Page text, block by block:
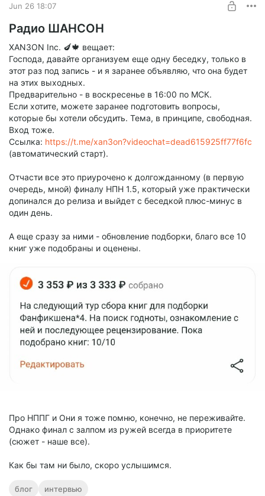
Jun 26 18:07
Радио ШАНСОН
XAN3ON Inc. 🍆🍁 вещает:
Господа, давайте организуем еще одну беседку, только в
этот раз под запись - и я заранее объявляю, что она будет
на этих выходных.
Предварительно - в воскресенье в 16:00 по МСК.
Если хотите, можете заранее подготовить вопросы,
которые бы хотели обсудить. Тема, в принципе, свободная.
Вход тоже.
Ссылка: https://t.me/xan3on?videochat=dead615925ff77f6fc
(автоматический старт).
Отчасти все это приурочено к долгожданному (в первую
очередь, мной) финалу НПН 1.5, который уже практически
допинался до релиза и выйдет с беседкой плюс-минус в
один день.
А еще сразу за ними - обновление подборки, благо все 10
книг уже подобраны и оценены.
Про НППГ и Они я тоже помню, конечно, не переживайте.
Однако финал с залпом из ружей всегда в приоритете
(сюжет - наше все).
Как бы там ни было, скоро услышимся.
блог интервью